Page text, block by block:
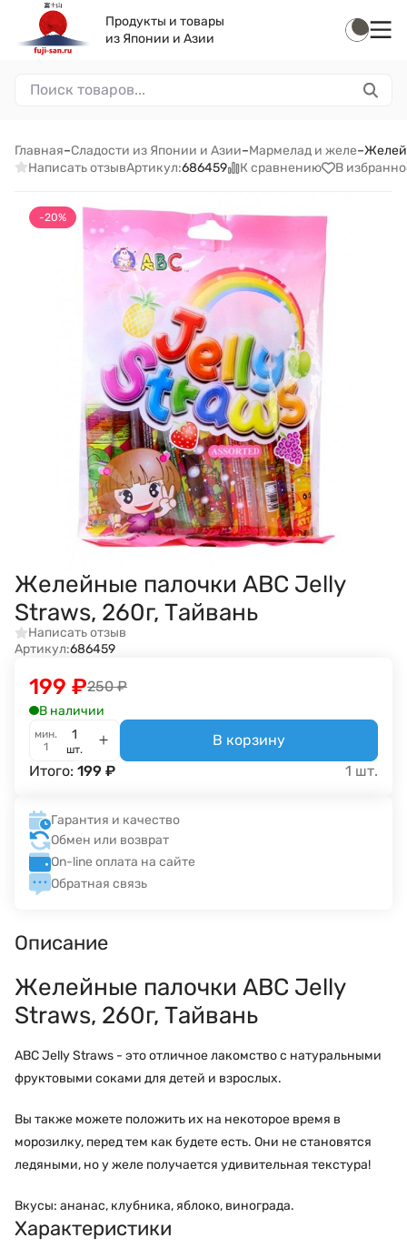
Продукты и товары
из Японии и Азии
Главная–Сладости из Японии и Азии–Мармелад и желе–
Написать отзывАртикул:686459 К сравнению В
-20%
Желейные палочки ABC Jelly
Straws, 260г, Тайвань
Написать отзыв
Артикул:686459
250 ₽
199 ₽
В наличии
мин.
1
шт.
В корзину
Итого: 199 ₽ 1 шт.
Гарантия и качество
Обмен или возврат
On-line оплата на сайте
Обратная связь
Описание
Желейные палочки ABC Jelly
Straws, 260г, Тайвань
ABC Jelly Straws - это отличное лакомство с натуральными
фруктовыми соками для детей и взрослых.
Вы также можете положить их на некоторое время в
морозилку, перед тем как будете есть. Они не становятся
ледяными, но у желе получается удивительная текстура!
Вкусы: ананас, клубника, яблоко, винограда.
Характеристики